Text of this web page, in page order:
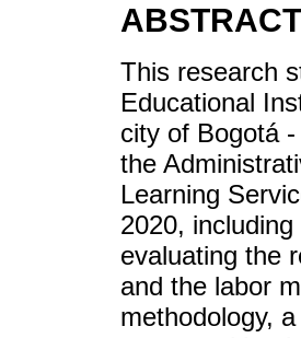
ABSTRACT
This research
Educational
city of Bogotá
the
Learning
2020,
evaluating the
and the labor
methodology,